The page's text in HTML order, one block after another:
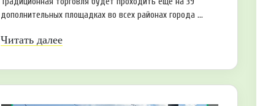
дополнительных площадках во всех районах города ...
Читать далее